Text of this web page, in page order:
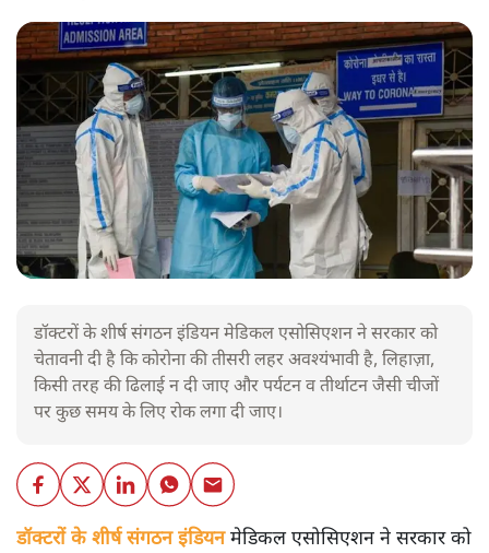
डॉक्टरों के शीर्ष संगठन इंडियन मेडिकल एसोसिएशन ने सरकार को
चेतावनी दी है कि कोरोना की तीसरी लहर अवश्यंभावी है, लिहाज़ा,
किसी तरह की ढिलाई न दी जाए और पर्यटन व तीर्थाटन जैसी चीजों
पर कुछ समय के लिए रोक लगा दी जाए।
डॉक्टरों के शीर्ष संगठन इंडियनमेडिकल एसोसिएशन ने सरकार को